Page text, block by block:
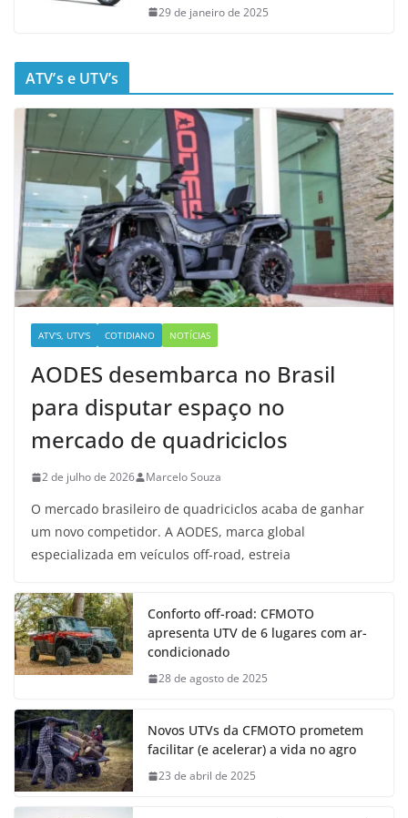
29 de janeiro de 2025
ATV’s e UTV’s
ATV'S, UTV'S COTIDIANO NOTÍCIAS
AODES desembarca no Brasil
para disputar espaço no
mercado de quadriciclos
2 de julho de 2026 Marcelo Souza
O mercado brasileiro de quadriciclos acaba de ganhar
um novo competidor. A AODES, marca global
especializada em veículos off-road, estreia
Conforto off-road: CFMOTO
apresenta UTV de 6 lugares com ar-
condicionado
28 de agosto de 2025
Novos UTVs da CFMOTO prometem
facilitar (e acelerar) a vida no agro
23 de abril de 2025